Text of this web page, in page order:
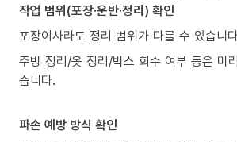
작업 범위(포장·운반·정리) 확인
포장이사라도 정리 범위가 다를 수 있습니
주방 정리/옷 정리/박스 회수 여부 등은 미
습니다.
파손 예방 방식 확인